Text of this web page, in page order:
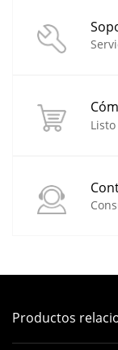
Productos